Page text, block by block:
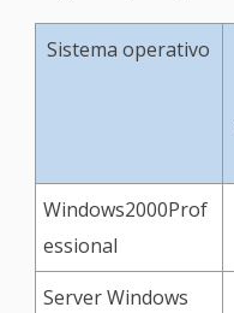
Sistema operativo
Windows2000Prof
essional
Server Windows